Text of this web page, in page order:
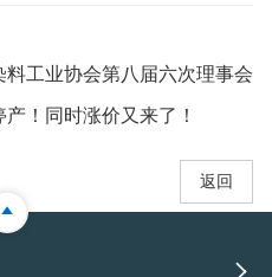
工业协会第八届六次理事会
！同时涨价又来了！
返回